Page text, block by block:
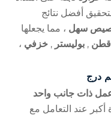
أفضل نتائج
سهل ، مما يجعلها
قطن , بوليستر , خزفي ،
درج
ذات جانب واحد
أكبر عند التعامل مع